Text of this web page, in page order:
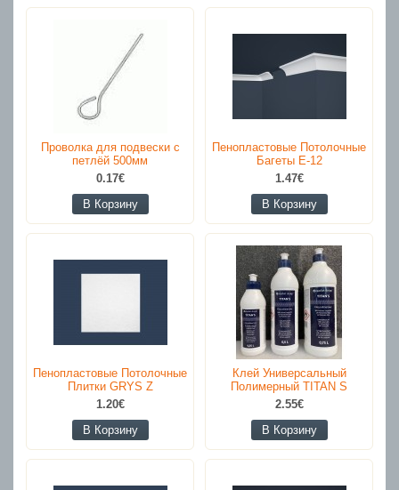
Проволка для подвески с
петлёй 500мм
0.17€
В Корзину
Пенопластовые Потолочные
Багеты E-12
1.47€
В Корзину
Пенопластовые Потолочные
Плитки GRYS Z
1.20€
В Корзину
Клей Универсальный
Полимерный TITAN S
2.55€
В Корзину